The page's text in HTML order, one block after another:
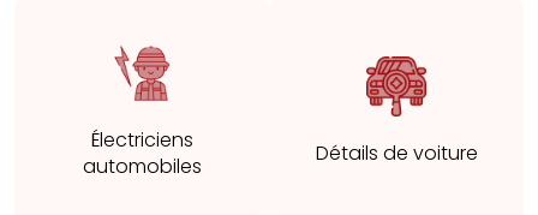
Électriciens
automobiles
Détails de voiture